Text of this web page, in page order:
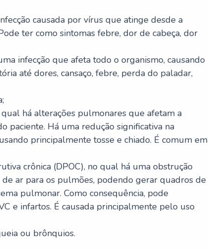
causada por vírus que atinge desde a
ter como sintomas febre, dor de cabeça, dor
infecção que afeta todo o organismo, causando
até dores, cansaço, febre, perda do paladar,
há alterações pulmonares que afetam a
paciente. Há uma redução significativa na
principalmente tosse e chiado. É comum em
crônica (DPOC), no qual há uma obstrução
ar para os pulmões, podendo gerar quadros de
pulmonar. Como consequência, pode
e infartos. É causada principalmente pelo uso
ou brônquios.